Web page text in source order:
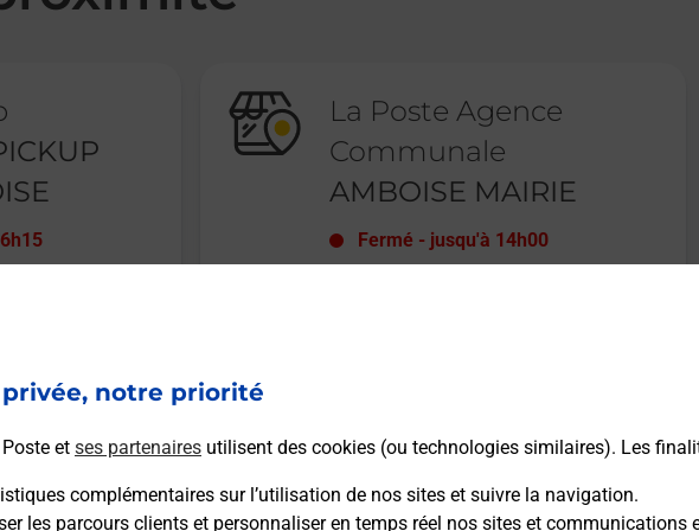
notre priorité
et ses partenaires utilisent des cookies (ou technologies similaires). Les
complémentaires sur l’utilisation de nos sites et suivre la navigation.
les parcours clients et personnaliser en temps réel nos sites et communications
La Poste Agence
Communale
AMBOISE MAIRIE
Fermé - jusqu'à 14h00